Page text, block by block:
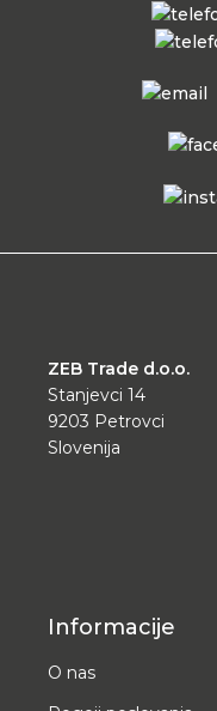
ZEB Trade d.o.o.
Stanjevci 14
9203 Petrovci
Slovenija
Informacije
O nas